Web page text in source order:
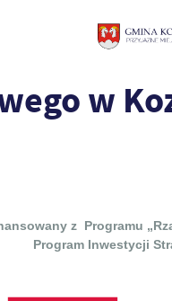
w
z Programu
Program Inwestycji